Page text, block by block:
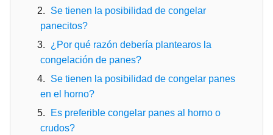
Se tienen la posibilidad de congelar
panecitos?
¿Por qué razón debería plantearos la
congelación de panes?
Se tienen la posibilidad de congelar panes
en el horno?
Es preferible congelar panes al horno o
crudos?